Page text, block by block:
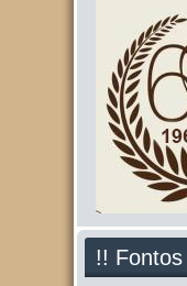
!! Fontos